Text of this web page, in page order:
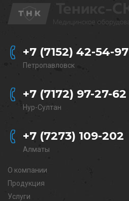
+7 (7152) 42-54-97
Петропавловск
+7 (7172) 97-27-62
Нур-Султан
+7 (7273) 109-202
Алматы
О компании
Продукция
Услуги